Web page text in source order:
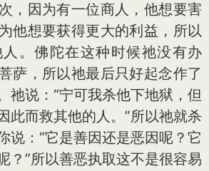
，因为有一位商人，他想要害
他想要获得更大的利益，所以
。佛陀在这种时候祂没有办
萨，所以祂最后只好起念作了
祂说：“宁可我杀他下地狱，但
此而救其他的人。”所以祂就杀
说：“它是善因还是恶因呢？它
？”所以善恶执取这不是很容易